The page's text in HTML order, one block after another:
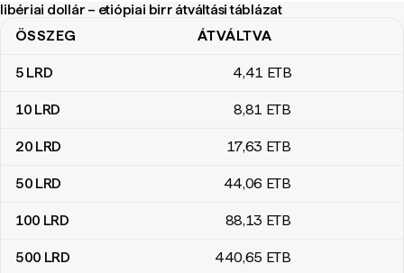
libériai dollár – etiópiai birr átváltási táblázat
libériai dollár – etiópiai birr átváltási táblázat
ÖSSZEG ÁTVÁLTVA
5 LRD 4,41 ETB
10 LRD 8,81 ETB
20 LRD 17,63 ETB
50 LRD 44,06 ETB
100 LRD 88,13 ETB
500 LRD 440,65 ETB